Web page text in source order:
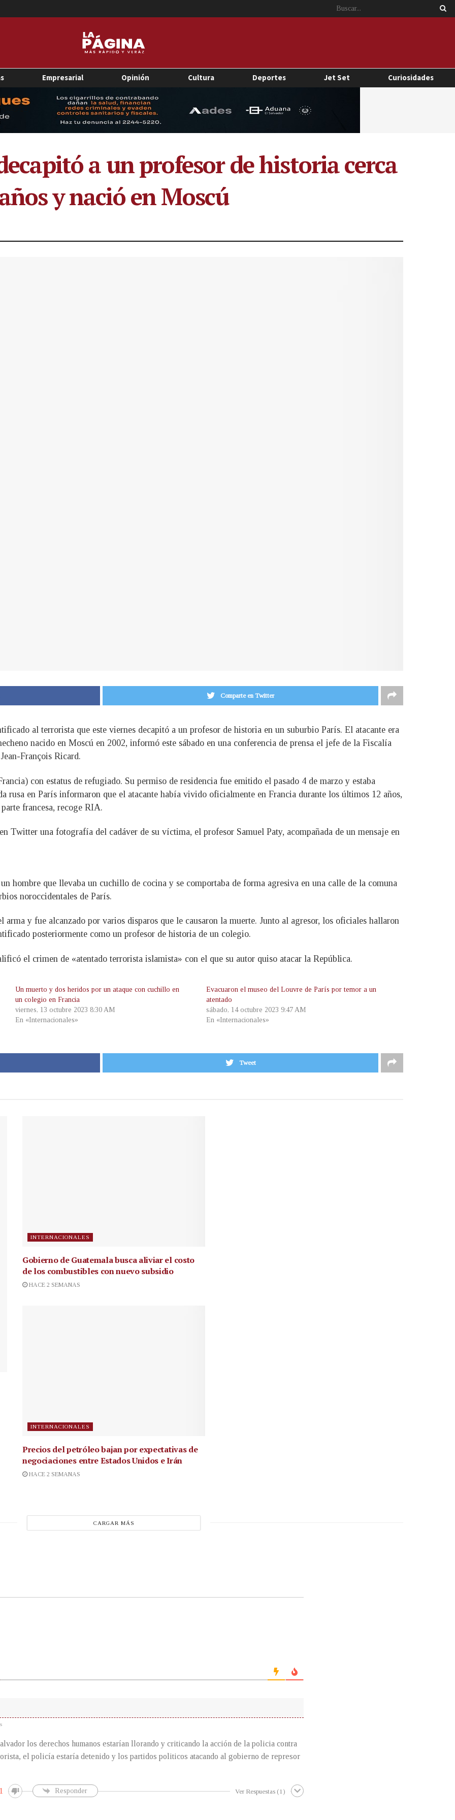
Empresarial Opinión Cultura Deportes Jet Set Curiosidades
a un profesor de historia cerca
y nació en Moscú
Comparte en Twitter
al terrorista que este viernes decapitó a un profesor de historia en un suburbio París. El atacante era
nacido en Moscú en 2002, informó este sábado en una conferencia de prensa el jefe de la Fiscalía
François Ricard.
con estatus de refugiado. Su permiso de residencia fue emitido el pasado 4 de marzo y estaba
rusa en París informaron que el atacante había vivido oficialmente en Francia durante los últimos 12 años,
francesa, recoge RIA.
Twitter una fotografía del cadáver de su víctima, el profesor Samuel Paty, acompañada de un mensaje en
hombre que llevaba un cuchillo de cocina y se comportaba de forma agresiva en una calle de la comuna
noroccidentales de París.
y fue alcanzado por varios disparos que le causaron la muerte. Junto al agresor, los oficiales hallaron
posteriormente como un profesor de historia de un colegio.
el crimen de «atentado terrorista islamista» con el que su autor quiso atacar la República.
Un muerto y dos heridos por un ataque con cuchillo en
un colegio en Francia
viernes, 13 octubre 2023 8:30 AM
En «Internacionales»
Evacuaron el museo del Louvre de París por temor a un
atentado
sábado, 14 octubre 2023 9:47 AM
En «Internacionales»
Tweet
INTERNACIONALES
Gobierno de Guatemala busca aliviar el costo
de los combustibles con nuevo subsidio
HACE 2 SEMANAS
INTERNACIONALES
Precios del petróleo bajan por expectativas de
negociaciones entre Estados Unidos e Irán
HACE 2 SEMANAS
CARGAR MÁS
los derechos humanos estarían llorando y criticando la acción de la policia contra
el policía estaría detenido y los partidos politicos atacando al gobierno de represor
Responder Ver Respuestas (1)